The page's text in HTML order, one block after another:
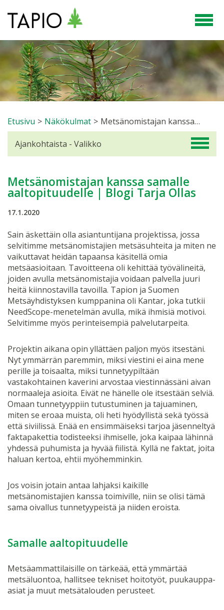
Etusivu > Näkökulmat > Metsänomistajan kanssa samalle aaltopituudelle | Blogi Tarja Ollas
Metsänomistajan kanssa samalle
aaltopituudelle | Blogi Tarja Ollas
17.1.2020
Sain äskettäin olla asiantuntijana projektissa, jossa
selvitimme metsänomistajien metsäsuhteita ja miten ne
vaikuttavat heidän tapaansa käsitellä omia
metsäasioitaan. Tavoitteena oli kehittää työvälineitä,
joiden avulla metsänomistajia voidaan palvella juuri
heitä kiinnostavilla tavoilla. Tapion ja Suomen
Metsäyhdistyksen kumppanina oli Kantar, joka tutkii
NeedScope-menetelmän avulla, mikä ihmisiä motivoi.
Selvitimme myös perinteisempiä palvelutarpeita.
Projektin aikana opin yllättäen paljon myös itsestäni.
Nyt ymmärrän paremmin, miksi viestini ei aina mene
perille ja toisaalta, miksi tunnetyypiltään
vastakohtainen kaverini arvostaa viestinnässäni aivan
normaaleja asioita. Eivät ne hänelle ole itsestään selviä.
Omaan tunnetyyppiin tutustuminen ja tajuaminen,
miten se eroaa muista, oli heti hyödyllistä sekä työssä
että siviilissä. Enää en ensimmäiseksi tarjoa jäsenneltyä
faktapakettia todisteeksi ihmiselle, joka kaipaa lähinnä
yhdessä puhumista ja hyvää fiilistä. Kyllä ne faktat, joita
haluan kertoa, ehtii myöhemminkin.
Jos voisin jotain antaa lahjaksi kaikille
metsänomistajien kanssa toimiville, niin se olisi tämä
sama oivallus tunnetyypeistä ja niiden eroista.
Samalle aaltopituudelle
Metsäammattilaisille on tärkeää, että ymmärtää
metsäluontoa, hallitsee tekniset hoitotyöt, puukauppa-
asiat ja muut metsätalouden perusteet.
Ajankohtaista - Valikko